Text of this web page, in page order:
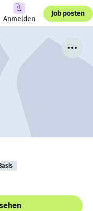
Anmelden
Job posten